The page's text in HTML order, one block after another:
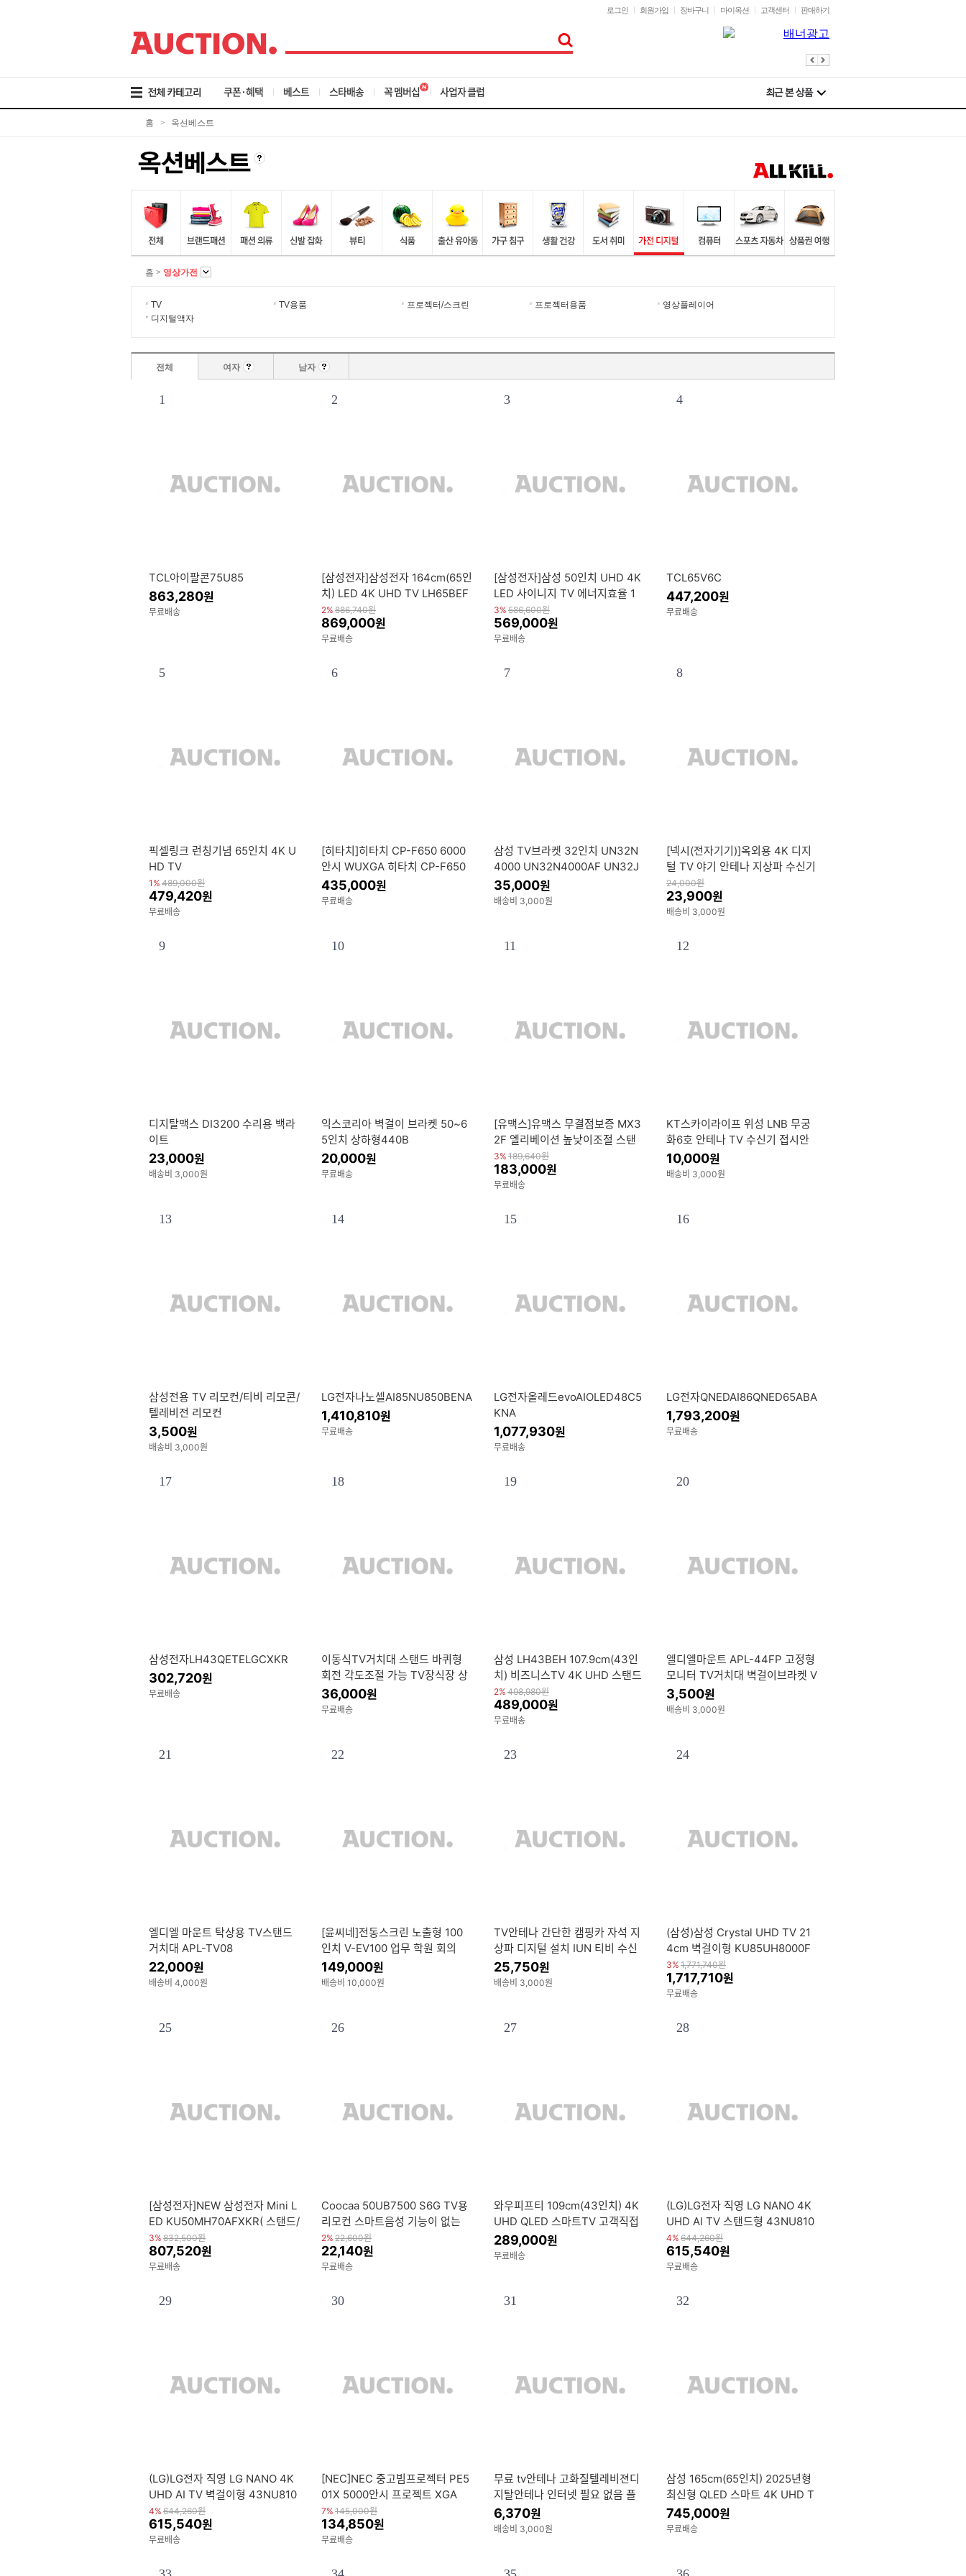
로
가
로
가
로
가
로그인 회원가입 장바구니 마이옥션 고객센터 판매하기
쿠폰·혜택 베스트 스타배송 꼭 멤버십 사업자 클럽
홈 > 옥션베스트
홈 > 영상가전
TV TV용품 프로젝터/스크린 프로젝터용품
영상플레이어
디지털액자
전체 여자 남자
1
TCL아이팔콘75U85
863,280원
무료배송
2
[삼성전자]삼성전자 164cm(65인
치) LED 4K UHD TV LH65BEF
HLGFXKR 스탠드
2% 886,740원
869,000원
무료배송
3
[삼성전자]삼성 50인치 UHD 4K
LED 사이니지 TV 에너지효율 1
등급
3% 586,600원
569,000원
무료배송
4
TCL65V6C
447,200원
무료배송
5
픽셀링크 런칭기념 65인치 4K U
HD TV
1% 489,000원
479,420원
무료배송
6
[히타치]히타치 CP-F650 6000
안시 WUXGA 히타치 CP-F650
6000안시 WUXGA
435,000원
무료배송
7
삼성 TV브라켓 32인치 UN32N
4000 UN32N4000AF UN32J
4100 UN32J4110 UN32J4120
TV벽걸이 거치대 호환용
35,000원
배송비 3,000원
8
[넥시(전자기기)]옥외용 4K 디지
털 TV 야기 안테나 지상파 수신기
디지털 티비 방송 실외용 공중파
티브이
24,000원
23,900원
배송비 3,000원
9
디지탈맥스 DI3200 수리용 백라
이트
23,000원
배송비 3,000원
10
익스코리아 벽걸이 브라켓 50~6
5인치 상하형440B
20,000원
무료배송
11
[유맥스]유맥스 무결점보증 MX3
2F 엘리베이션 높낮이조절 스탠
드 81cm(32인치) FHD - 중소기
업 모니터 벽걸이겸용
3% 189,640원
183,000원
무료배송
12
KT스카이라이프 위성 LNB 무궁
화6호 안테나 TV 수신기 접시안
테나 무궁화5호 수신부
10,000원
배송비 3,000원
13
삼성전용 TV 리모컨/티비 리모콘/
텔레비전 리모컨
3,500원
배송비 3,000원
14
LG전자나노셀AI85NU850BENA
1,410,810원
무료배송
15
LG전자올레드evoAIOLED48C5
KNA
1,077,930원
무료배송
16
LG전자QNEDAI86QNED65ABA
1,793,200원
무료배송
17
삼성전자LH43QETELGCXKR
302,720원
무료배송
18
이동식TV거치대 스탠드 바퀴형
회전 각도조절 가능 TV장식장 상
세참조/1개
36,000원
무료배송
19
삼성 LH43BEH 107.9cm(43인
치) 비즈니스TV 4K UHD 스탠드
형 LH43BEHHLGFXKR
2% 498,980원
489,000원
무료배송
20
엘디엘마운트 APL-44FP 고정형
모니터 TV거치대 벽걸이브라켓 V
ESA400
3,500원
배송비 3,000원
21
엘디엘 마운트 탁상용 TV스탠드
거치대 APL-TV08
22,000원
배송비 4,000원
22
[윤씨네]전동스크린 노출형 100
인치 V-EV100 업무 학원 회의
149,000원
배송비 10,000원
23
TV안테나 간단한 캠핑카 자석 지
상파 디지털 설치 IUN 티비 수신
채널 실내 용
25,750원
배송비 3,000원
24
(삼성)삼성 Crystal UHD TV 21
4cm 벽걸이형 KU85UH8000F
XKR(W)
3% 1,771,740원
1,717,710원
무료배송
25
[삼성전자]NEW 삼성전자 Mini L
ED KU50MH70AFXKR( 스탠드/
벽걸이(택1) 매장동일 (뉴) 정품
물류설치배송
3% 832,500원
807,520원
무료배송
26
Coocaa 50UB7500 S6G TV용
리모컨 스마트음성 기능이 없는
적외선
2% 22,600원
22,140원
무료배송
27
와우피프티 109cm(43인치) 4K
UHD QLED 스마트TV 고객직접
설치 스탠드
289,000원
무료배송
28
(LG)LG전자 직영 LG NANO 4K
UHD AI TV 스탠드형 43NU810
BENA
4% 644,260원
615,540원
무료배송
29
(LG)LG전자 직영 LG NANO 4K
UHD AI TV 벽걸이형 43NU810
BENA
4% 644,260원
615,540원
무료배송
30
[NEC]NEC 중고빔프로젝터 PE5
01X 5000안시 프로젝트 XGA
7% 145,000원
134,850원
무료배송
31
무료 tv안테나 고화질텔레비젼디
지탈안테나 인터넷 필요 없음 플
러그 앤 플레이 디지털텔레비전
안테나
6,370원
배송비 3,000원
32
삼성 165cm(65인치) 2025년형
최신형 QLED 스마트 4K UHD T
V 65Q7F 스탠드 기본설치
745,000원
무료배송